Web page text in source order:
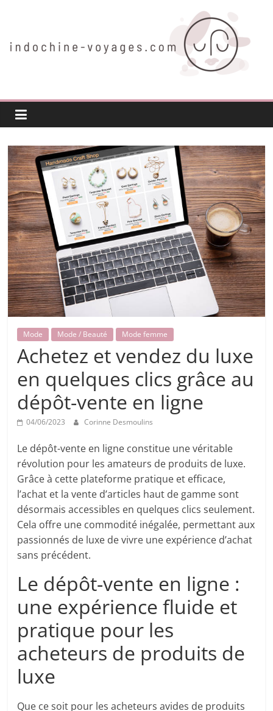
indochine-
voyages.com
Voyager
Mode Mode / Beauté Mode femme
Achetez et vendez du luxe
en quelques clics grâce au
dépôt-vente en ligne
04/06/2023 Corinne Desmoulins
Le dépôt-vente en ligne constitue une véritable
révolution pour les amateurs de produits de luxe.
Grâce à cette plateforme pratique et efficace,
l’achat et la vente d’articles haut de gamme sont
désormais accessibles en quelques clics seulement.
Cela offre une commodité inégalée, permettant aux
passionnés de luxe de vivre une expérience d’achat
sans précédent.
Le dépôt-vente en ligne :
une expérience fluide et
pratique pour les
acheteurs de produits de
luxe
Que ce soit pour les acheteurs avides de produits